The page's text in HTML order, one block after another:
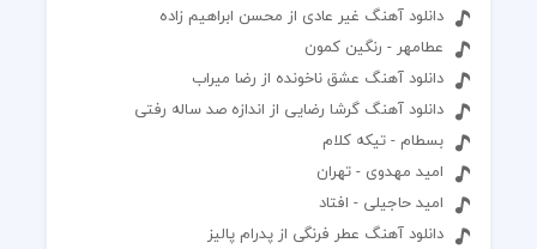
دانلود آهنگ غیر عادی از محسن ابراهیم زاده
عطامهر - رنگین کمون
دانلود آهنگ عشق ناخونده از رضا میراب
دانلود آهنگ گرشا رضایی از اندازه صد ساله رفتی
بسطام - تیکه کلام
امید مهدوی - تهران
امید حاجیلی - افتاد
دانلود آهنگ عطر فرنگی از پدرام پالیز